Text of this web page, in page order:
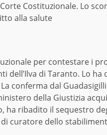
Costituzionale. Lo
alla salute
per contestare i
di Taranto. Lo ha
conferma dal
della Giustizia
ha ribadito il sequestro
curatore dello